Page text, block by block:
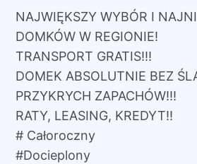
NAJWIĘKSZY WYBÓR I
DOMKÓW W REGIONIE!
TRANSPORT GRATIS!!!
DOMEK ABSOLUTNIE BEZ
PRZYKRYCH ZAPACHÓW!!!
RATY, LEASING, KREDYT!!
# Całoroczny
#Docieplony